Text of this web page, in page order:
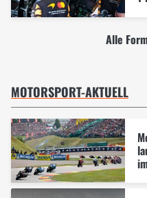
Alle
MOTORSPORT-AKTUELL